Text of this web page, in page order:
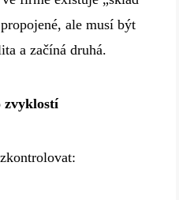
ale musí být
a začíná druhá.
zvyklostí